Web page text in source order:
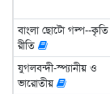
বাংলা ছোটো গল্প--
রীতি
যুগলবন্দী-স্প্যানীয় ও
ভারোতীয়